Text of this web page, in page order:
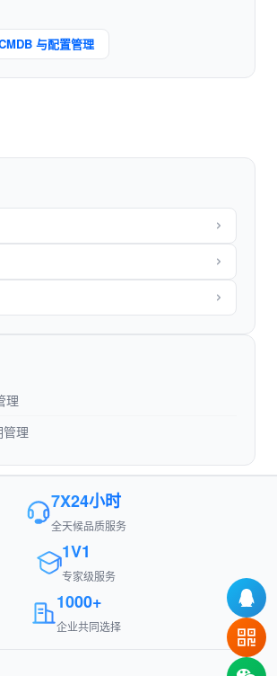
与配置管理
理
理
7X24小时
全天候品质服务
1V1
专家级服务
1000+
企业共同选择